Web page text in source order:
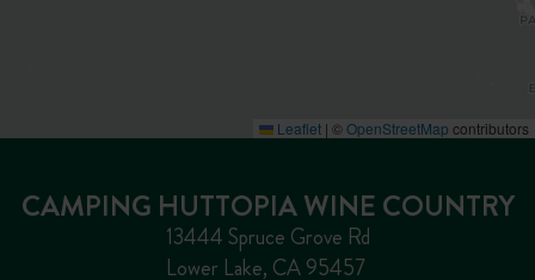
Leaflet | ©OpenStreetMap contributors
CAMPING HUTTOPIA WINE COUNTRY
13444 Spruce Grove Rd
Lower Lake, CA 95457